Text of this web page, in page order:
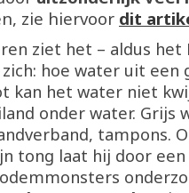
zie hiervoor dit
ziet het – aldus het
hoe water uit
kan het water niet
onder water. Grijs
tampons.
tong laat hij door een